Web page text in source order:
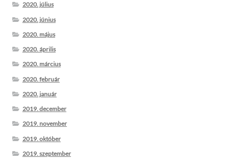
2020. július
2020. június
2020. május
2020. április
2020. március
2020. február
2020. január
2019. december
2019. november
2019. október
2019. szeptember